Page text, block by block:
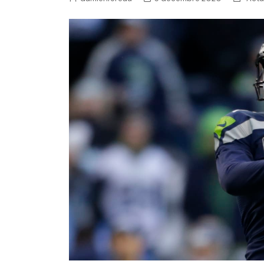
NFL – Power Rankings
Pronostics et paris NFL
Super Bowl LIX
Histoire et Légendes